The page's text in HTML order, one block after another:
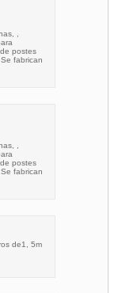
,
postes
fabrican
,
postes
fabrican
de1, 5m